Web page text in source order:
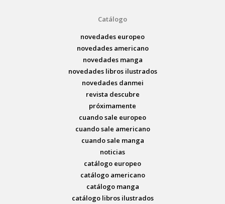
Catálogo
novedades europeo
novedades americano
novedades manga
novedades libros ilustrados
novedades danmei
revista descubre
próximamente
cuando sale europeo
cuando sale americano
cuando sale manga
noticias
catálogo europeo
catálogo americano
catálogo manga
catálogo libros ilustrados